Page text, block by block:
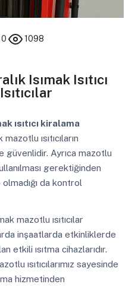
0
1098
Isımak Isıtıcı
ısıtıcı kiralama
mazotlu ısıtıcıların
güvenlidir. Ayrıca mazotlu
gerektiğinden
da kontrol
mazotlu ısıtıcılar
inşaatlarda etkinliklerde
etkili ısıtma cihazlarıdır.
ısıtıcılarımız sayesinde
hizmetinden